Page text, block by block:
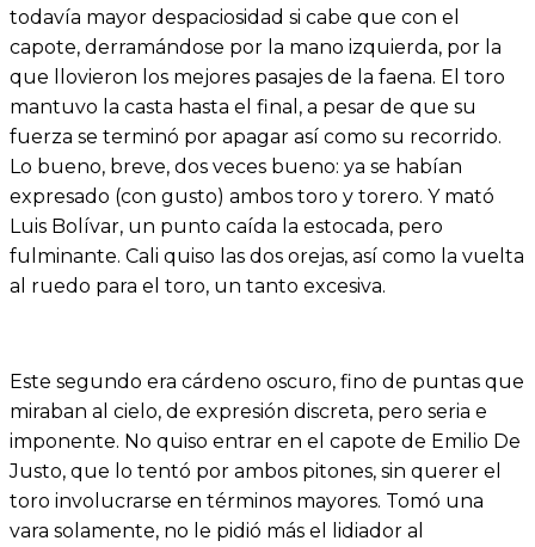
todavía mayor despaciosidad si cabe que con el
capote, derramándose por la mano izquierda, por la
que llovieron los mejores pasajes de la faena. El toro
mantuvo la casta hasta el final, a pesar de que su
fuerza se terminó por apagar así como su recorrido.
Lo bueno, breve, dos veces bueno: ya se habían
expresado (con gusto) ambos toro y torero. Y mató
Luis Bolívar, un punto caída la estocada, pero
fulminante. Cali quiso las dos orejas, así como la vuelta
al ruedo para el toro, un tanto excesiva.
Este segundo era cárdeno oscuro, fino de puntas que
miraban al cielo, de expresión discreta, pero seria e
imponente. No quiso entrar en el capote de Emilio De
Justo, que lo tentó por ambos pitones, sin querer el
toro involucrarse en términos mayores. Tomó una
vara solamente, no le pidió más el lidiador al